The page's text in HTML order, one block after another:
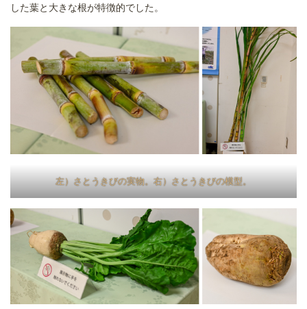
した葉と大きな根が特徴的でした。
左）さとうきびの実物。右）さとうきびの模型。